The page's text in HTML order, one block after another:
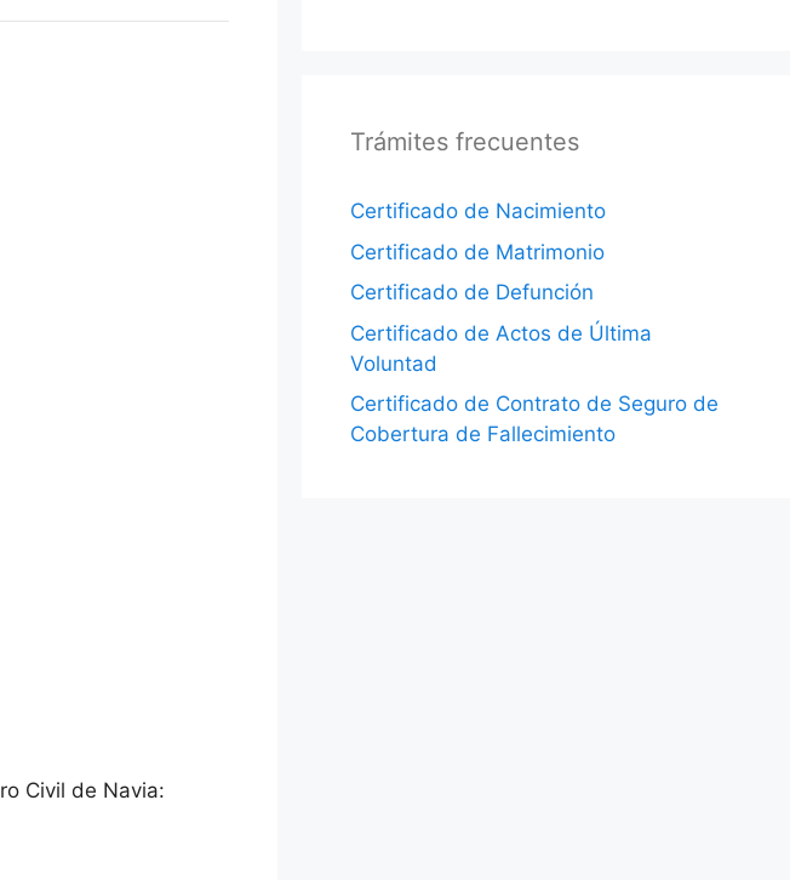
Civil de Navia:
Trámites frecuentes
Certificado de Nacimiento
Certificado de Matrimonio
Certificado de Defunción
Certificado de Actos de Última
Voluntad
Certificado de Contrato de Seguro de
Cobertura de Fallecimiento